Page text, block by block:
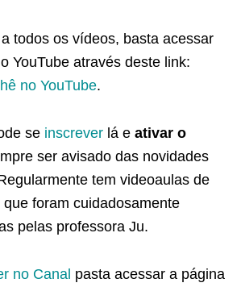
todos os vídeos, basta acessar
YouTube através deste link:
no YouTube.
se inscrever lá e ativar o
ser avisado das novidades
tem videoaulas de
que foram cuidadosamente
pelas professora Ju.
no Canal pasta acessar a página